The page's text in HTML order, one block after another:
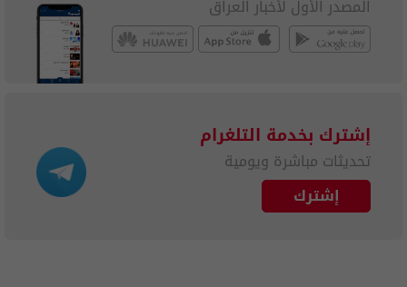
المصدر الأول لأخبار العراق
إشترك بخدمة التلغرام
تحديثات مباشرة ويومية
إشترك